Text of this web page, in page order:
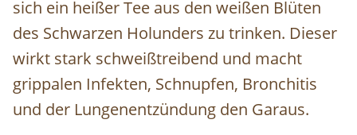
sich ein heißer Tee aus den weißen Blüten
des Schwarzen Holunders zu trinken. Dieser
wirkt stark schweißtreibend und macht
grippalen Infekten, Schnupfen, Bronchitis
und der Lungenentzündung den Garaus.